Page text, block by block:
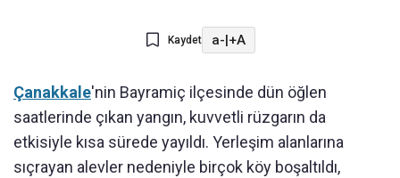
Kaydet a-|+A
Çanakkale'nin Bayramiç ilçesinde dün öğlen
saatlerinde çıkan yangın, kuvvetli rüzgarın da
etkisiyle kısa sürede yayıldı. Yerleşim alanlarına
sıçrayan alevler nedeniyle birçok köy boşaltıldı,